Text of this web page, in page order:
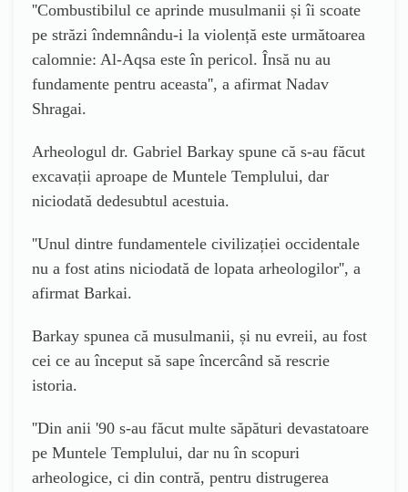
''Combustibilul ce aprinde musulmanii și îi scoate
pe străzi îndemnându-i la violență este următoarea
calomnie: Al-Aqsa este în pericol. Însă nu au
fundamente pentru aceasta'', a afirmat Nadav
Shragai.
Arheologul dr. Gabriel Barkay spune că s-au făcut
excavații aproape de Muntele Templului, dar
niciodată dedesubtul acestuia.
''Unul dintre fundamentele civilizației occidentale
nu a fost atins niciodată de lopata arheologilor'', a
afirmat Barkai.
Barkay spunea că musulmanii, și nu evreii, au fost
cei ce au început să sape încercând să rescrie
istoria.
''Din anii '90 s-au făcut multe săpături devastatoare
pe Muntele Templului, dar nu în scopuri
arheologice, ci din contră, pentru distrugerea